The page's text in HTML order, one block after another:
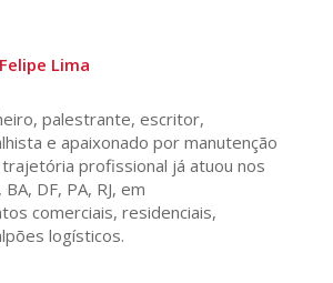
Felipe Lima
palestrante, escritor,
e apaixonado por manutenção
trajetória profissional já atuou nos
DF, PA, RJ, em
comerciais, residenciais,
logísticos.